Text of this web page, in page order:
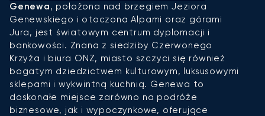
Genewa, położona nad brzegiem Jeziora
Genewskiego i otoczona Alpami oraz górami
Jura, jest światowym centrum dyplomacji i
bankowości. Znana z siedziby Czerwonego
Krzyża i biura ONZ, miasto szczyci się również
bogatym dziedzictwem kulturowym, luksusowymi
sklepami i wykwintną kuchnią. Genewa to
doskonałe miejsce zarówno na podróże
biznesowe, jak i wypoczynkowe, oferujące